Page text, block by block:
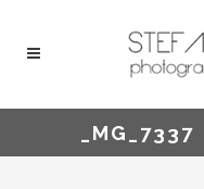
_MG_7337